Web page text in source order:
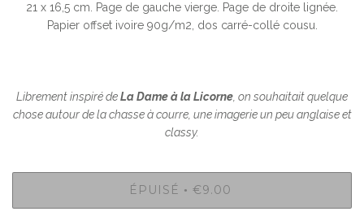
21 x 16,5 cm. Page de gauche vierge. Page de droite lignée.
Papier offset ivoire 90g/m2, dos carré-collé cousu.
Librement inspiré deLa Dame à la Licorne, on souhaitait quelque
chose autour de la chasse à courre, une imagerie un peu anglaise et
classy.
ÉPUISÉ • €9.00